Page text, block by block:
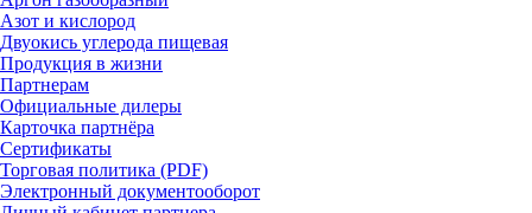
Азот и кислород
Двуокись углерода пищевая
Продукция в жизни
Партнерам
Официальные дилеры
Карточка партнёра
Сертификаты
Торговая политика (PDF)
Электронный документооборот